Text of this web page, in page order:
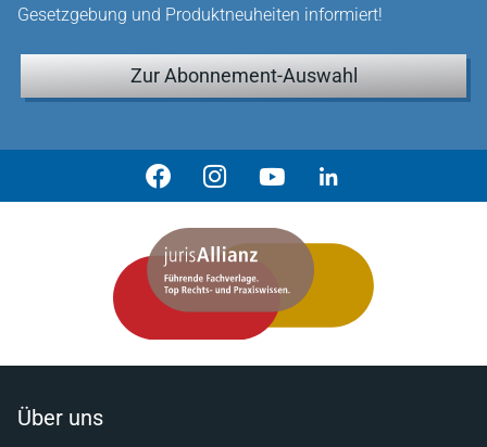
Gesetzgebung und Produktneuheiten informiert!
Zur Abonnement-Auswahl
Über uns